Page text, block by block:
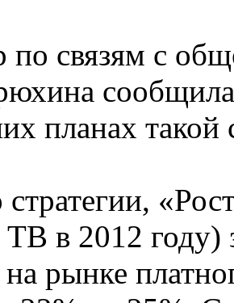
по связям с
планах такой
стратегии,
ТВ в 2012 году)
рынке